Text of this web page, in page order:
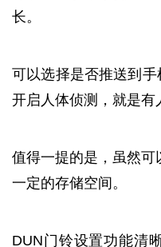
长。
可以选择是否推送到
开启人体侦测，就是有
值得一提的是，虽然
一定的存储空间。
DUN门铃设置功能清